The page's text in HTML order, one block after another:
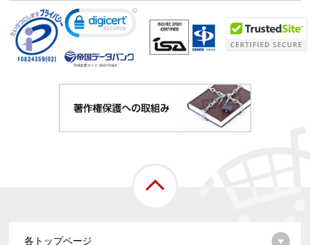
TDB企業コード:261070114
各トップページ